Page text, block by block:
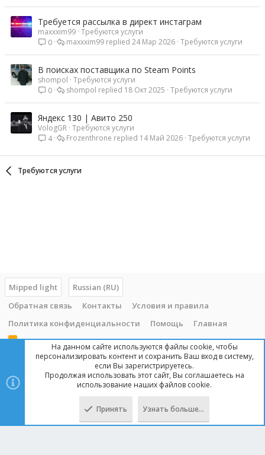
Требуется рассылка в директ инстаграм
maxxxim99 Требуются услуги
0
Требуются услуги
24 Мар 2026
maxxxim99
В поисках поставщика по Steam Points
shompol Требуются услуги
0
Требуются услуги
18 Окт 2025
shompol
Яндекс 130 | Авито 250
VologGR Требуются услуги
4
Требуются услуги
14 Май 2026
Frozenthrone
Требуются услуги
Mipped light
Russian (RU)
Обратная связь
Контакты
Условия и правила
Политика конфиденциальности
Помощь Главная
R
Copyright © 2014 - 2025, mipped.com. Все права защищены. При
копировании материала с сайта, обратная ссылка обязательна!
На данном сайте используются файлы cookie, чтобы
персонализировать контент и сохранить Ваш вход в систему,
если Вы зарегистрируетесь.
Продолжая использовать этот сайт, Вы соглашаетесь на
использование наших файлов cookie.
Принять Узнать больше…